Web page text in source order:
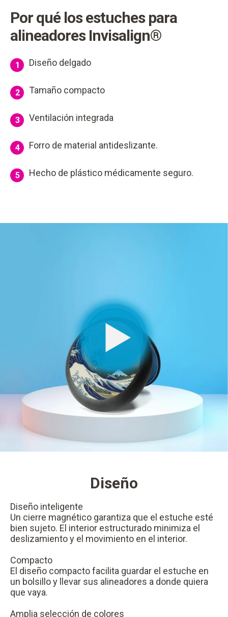
Por qué los estuches para
alineadores Invisalign®
1 Diseño delgado
2 Tamaño compacto
3 Ventilación integrada
4 Forro de material antideslizante.
5 Hecho de plástico médicamente seguro.
Diseño
Diseño inteligente
Un cierre magnético garantiza que el estuche esté
bien sujeto. El interior estructurado minimiza el
deslizamiento y el movimiento en el interior.
Compacto
El diseño compacto facilita guardar el estuche en
un bolsillo y llevar sus alineadores a donde quiera
que vaya.
Amplia selección de colores